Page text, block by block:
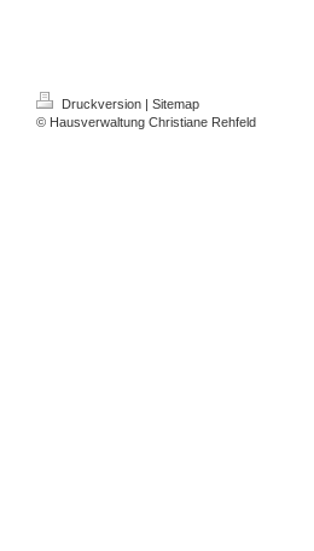
Druckversion | Sitemap
© Hausverwaltung Christiane Rehfeld